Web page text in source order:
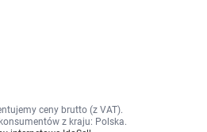
ceny brutto (z VAT).
z kraju: Polska.